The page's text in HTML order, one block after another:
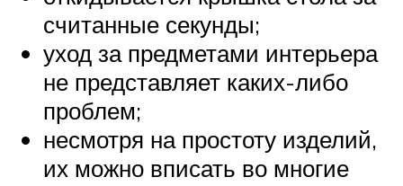
считанные секунды;
уход за предметами интерьера
не представляет каких-либо
проблем;
несмотря на простоту изделий,
их можно вписать во многие